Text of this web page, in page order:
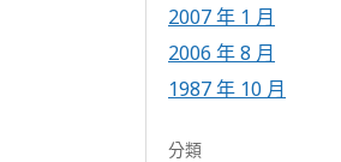
2007 年 1 月
2006 年 8 月
1987 年 10 月
分類